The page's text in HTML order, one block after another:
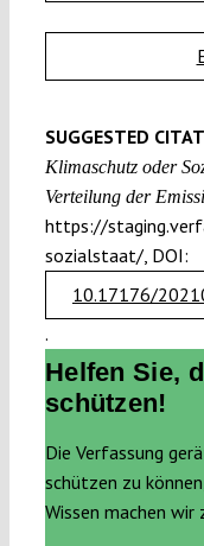
SUGGESTED
Klimaschutz oder
Verteilung der
https://
sozialstaat/, DOI:
10.17176/
.
Helfen Sie,
schützen!
Die Verfassung
schützen zu
Wissen machen wir